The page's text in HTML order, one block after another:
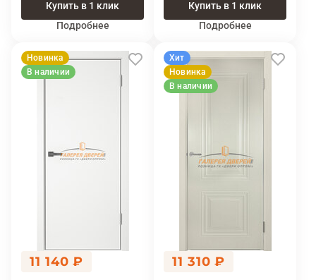
Купить в 1 клик
Подробнее
Купить в 1 клик
Подробнее
Новинка
В наличии
11 140 ₽
Хит
Новинка
В наличии
11 310 ₽